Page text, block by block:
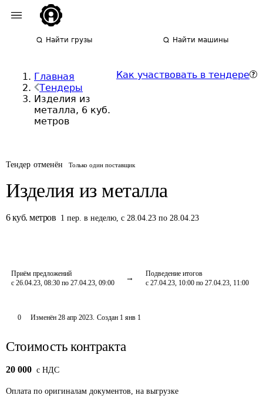
Найти грузы Найти машины
Главная
Тендеры
Изделия из
металла, 6 куб.
метров
Как участвовать в тендере
Тендер отменён Только один поставщик
Изделия из металла
6 куб. метров 1 пер. в неделю,с 28.04.23 по 28.04.23
Приём предложений
с 26.04.23, 08:30 по 27.04.23, 09:00
Подведение итогов
с 27.04.23, 10:00 по 27.04.23, 11:00
0 Изменён 28 апр 2023. Создан 1 янв 1
Стоимость контракта
20 000 c НДС
Оплата по оригиналам документов, на выгрузке